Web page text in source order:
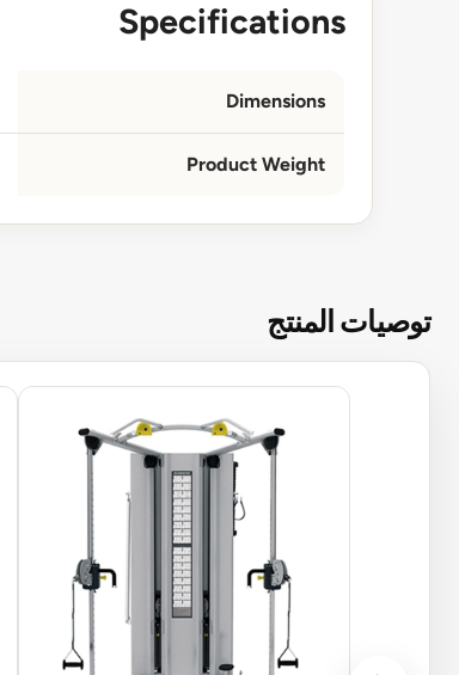
Specifications
Dimensions
Product Weight
توصيات المنتج